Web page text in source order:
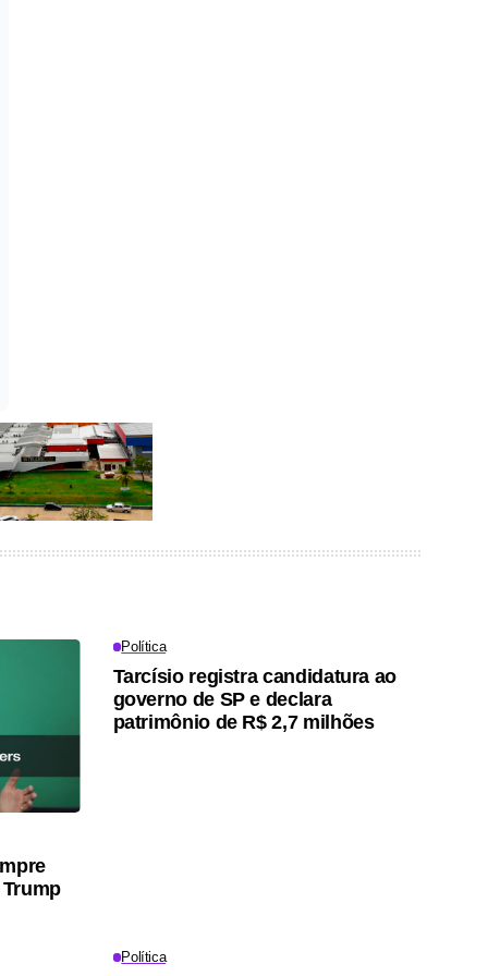
Política
Tarcísio registra candidatura ao
governo de SP e declara
patrimônio de R$ 2,7 milhões
Política